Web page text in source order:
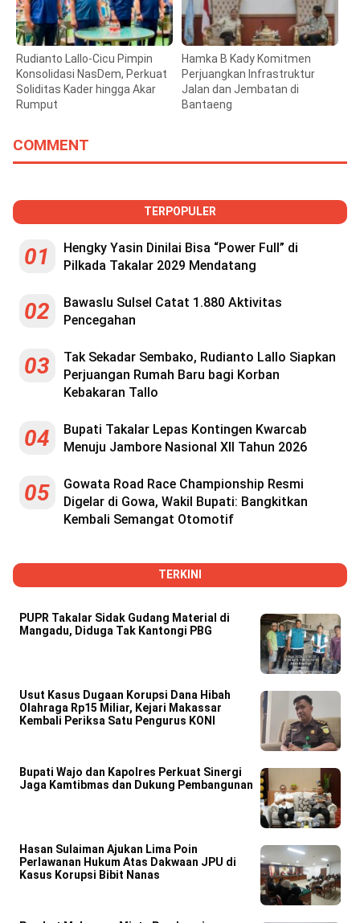
Rudianto Lallo-Cicu Pimpin
Konsolidasi NasDem, Perkuat
Soliditas Kader hingga Akar
Rumput
Hamka B Kady Komitmen
Perjuangkan Infrastruktur
Jalan dan Jembatan di
Bantaeng
COMMENT
TERPOPULER
01
Hengky Yasin Dinilai Bisa “Power Full” di
Pilkada Takalar 2029 Mendatang
02
Bawaslu Sulsel Catat 1.880 Aktivitas
Pencegahan
03
Tak Sekadar Sembako, Rudianto Lallo Siapkan
Perjuangan Rumah Baru bagi Korban
Kebakaran Tallo
04
Bupati Takalar Lepas Kontingen Kwarcab
Menuju Jambore Nasional XII Tahun 2026
05
Gowata Road Race Championship Resmi
Digelar di Gowa, Wakil Bupati: Bangkitkan
Kembali Semangat Otomotif
TERKINI
PUPR Takalar Sidak Gudang Material di
Mangadu, Diduga Tak Kantongi PBG
Usut Kasus Dugaan Korupsi Dana Hibah
Olahraga Rp15 Miliar, Kejari Makassar
Kembali Periksa Satu Pengurus KONI
Bupati Wajo dan Kapolres Perkuat Sinergi
Jaga Kamtibmas dan Dukung Pembangunan
Hasan Sulaiman Ajukan Lima Poin
Perlawanan Hukum Atas Dakwaan JPU di
Kasus Korupsi Bibit Nanas